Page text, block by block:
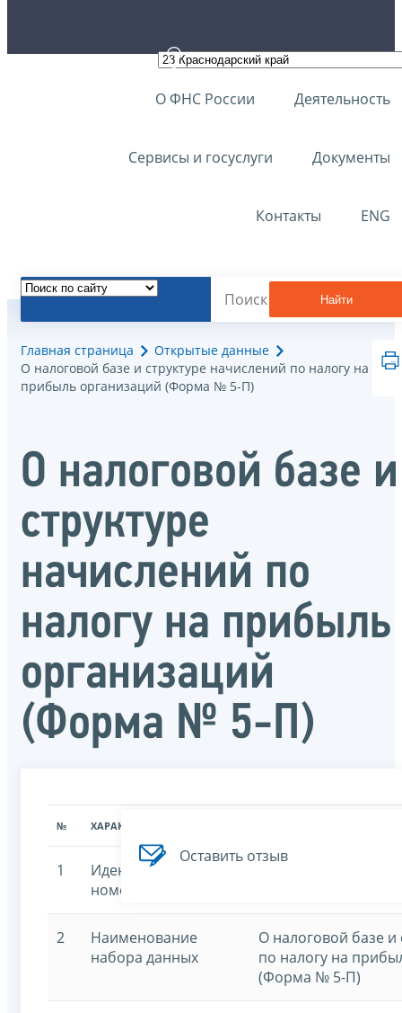
О ФНС России Деятельность
Сервисы и госуслуги Документы
Контакты ENG
Найти
Главная страница
Открытые данные
О налоговой базе и структуре начислений по налогу на
прибыль организаций (Форма № 5-П)
О налоговой базе и
структуре
начислений по
налогу на прибыль
организаций
(Форма № 5-П)
№ ХАРАКТЕРИСТИКА
1
Идентификационный
номер
2
Наименование
набора данных
О налоговой базе и
по налогу на
(Форма № 5-П)
Оставить отзыв